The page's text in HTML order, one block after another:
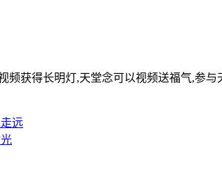
频获得长明灯,天堂念可以视频送福气,参
远